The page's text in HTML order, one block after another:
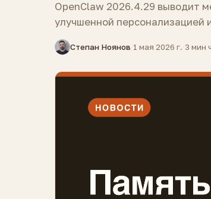
OpenClaw 2026.4.29 выводит
улучшенной персонализацией
Степан Ноянов·1 мая 2026 г.·3 мин